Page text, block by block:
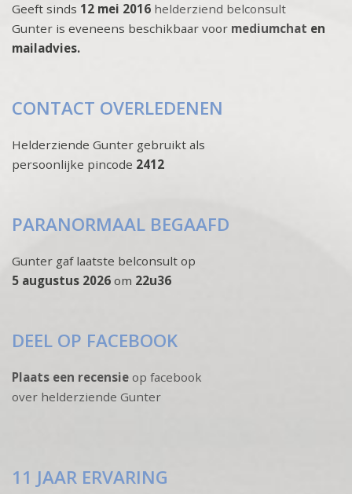
Geeft sinds 12 mei 2016 helderziend belconsult
Gunter is eveneens beschikbaar voor mediumchat en
mailadvies.
CONTACT OVERLEDENEN
Helderziende Gunter gebruikt als
persoonlijke pincode 2412
PARANORMAAL BEGAAFD
Gunter gaf laatste belconsult op
5 augustus 2026 om 22u36
DEEL OP FACEBOOK
Plaats een recensie op facebook
over helderziende Gunter
11 JAAR ERVARING